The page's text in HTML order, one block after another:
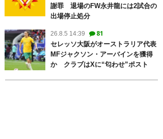
謝罪 退場のFW永井龍には2試合の
出場停止処分
26.8.5 14:39 81
セレッソ大阪がオーストラリア代表
MFジャクソン・アーバインを獲得
か クラブはXに“匂わせ”ポスト